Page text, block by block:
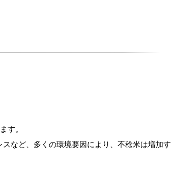
す。
など、多くの環境要因により、不稔米は増加す